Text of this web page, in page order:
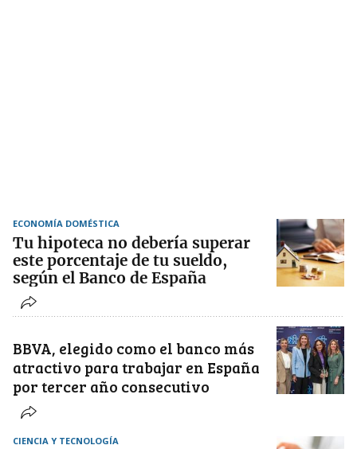
ECONOMÍA DOMÉSTICA
Tu hipoteca no debería superar
este porcentaje de tu sueldo,
según el Banco de España
BBVA, elegido como el banco más
atractivo para trabajar en España
por tercer año consecutivo
CIENCIA Y TECNOLOGÍA